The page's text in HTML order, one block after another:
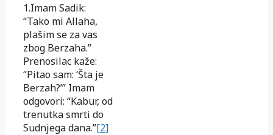
1.Imam Sadik:
“Tako mi Allaha,
plašim se za vas
zbog Berzaha.”
Prenosilac kaže:
“Pitao sam: ‘Šta je
Berzah?’” Imam
odgovori: “Kabur, od
trenutka smrti do
Sudnjega dana.”[2]